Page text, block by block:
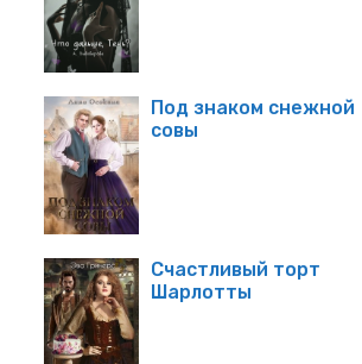
Под знаком снежной
совы
Счастливый торт
Шарлотты